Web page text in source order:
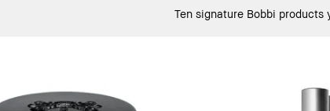
Ten signature Bobbi products